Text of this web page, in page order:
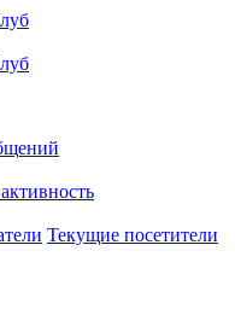
Текущие посетители